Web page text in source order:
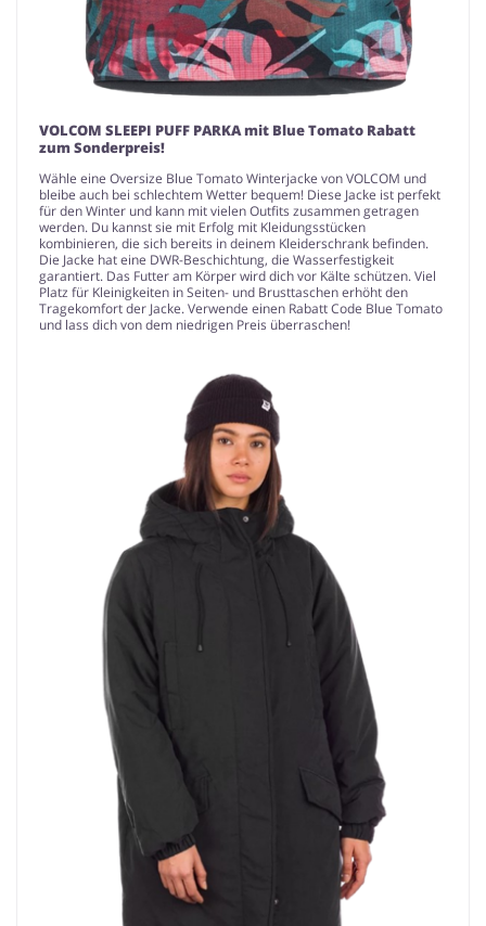
VOLCOM SLEEPI PUFF PARKA mit Blue Tomato Rabatt
zum Sonderpreis!
Wähle eine Oversize Blue Tomato Winterjacke von VOLCOM und
bleibe auch bei schlechtem Wetter bequem! Diese Jacke ist perfekt
für den Winter und kann mit vielen Outfits zusammen getragen
werden. Du kannst sie mit Erfolg mit Kleidungsstücken
kombinieren, die sich bereits in deinem Kleiderschrank befinden.
Die Jacke hat eine DWR-Beschichtung, die Wasserfestigkeit
garantiert. Das Futter am Körper wird dich vor Kälte schützen. Viel
Platz für Kleinigkeiten in Seiten- und Brusttaschen erhöht den
Tragekomfort der Jacke. Verwende einen Rabatt Code Blue Tomato
und lass dich von dem niedrigen Preis überraschen!